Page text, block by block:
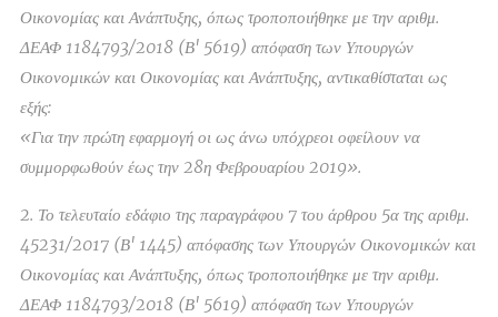
Οικονομίας και Ανάπτυξης, όπως τροποποιήθηκε με την αριθμ.
ΔΕΑΦ 1184793/2018 (Β' 5619) απόφαση των Υπουργών
Οικονομικών και Οικονομίας και Ανάπτυξης, αντικαθίσταται ως
εξής:
«Για την πρώτη εφαρμογή οι ως άνω υπόχρεοι οφείλουν να
συμμορφωθούν έως την 28η Φεβρουαρίου 2019».
2. Το τελευταίο εδάφιο της παραγράφου 7 του άρθρου 5α της αριθμ.
45231/2017 (Β' 1445) απόφασης των Υπουργών Οικονομικών και
Οικονομίας και Ανάπτυξης, όπως τροποποιήθηκε με την αριθμ.
ΔΕΑΦ 1184793/2018 (Β' 5619) απόφαση των Υπουργών